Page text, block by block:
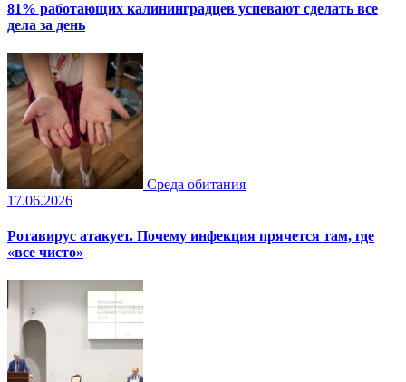
81% работающих калининградцев успевают сделать все
дела за день
Среда обитания
17.06.2026
Ротавирус атакует. Почему инфекция прячется там, где
«все чисто»